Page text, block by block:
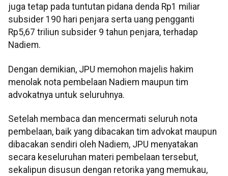
juga tetap pada tuntutan pidana denda Rp1 miliar
subsider 190 hari penjara serta uang pengganti
Rp5,67 triliun subsider 9 tahun penjara, terhadap
Nadiem.
Dengan demikian, JPU memohon majelis hakim
menolak nota pembelaan Nadiem maupun tim
advokatnya untuk seluruhnya.
Setelah membaca dan mencermati seluruh nota
pembelaan, baik yang dibacakan tim advokat maupun
dibacakan sendiri oleh Nadiem, JPU menyatakan
secara keseluruhan materi pembelaan tersebut,
sekalipun disusun dengan retorika yang memukau,